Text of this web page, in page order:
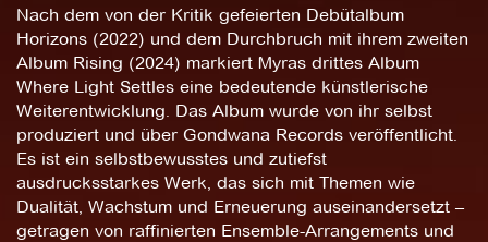
Nach dem von der Kritik gefeierten Debütalbum
Horizons (2022) und dem Durchbruch mit ihrem zweiten
Album Rising (2024) markiert Myras drittes Album
Where Light Settles eine bedeutende künstlerische
Weiterentwicklung. Das Album wurde von ihr selbst
produziert und über Gondwana Records veröffentlicht.
Es ist ein selbstbewusstes und zutiefst
ausdrucksstarkes Werk, das sich mit Themen wie
Dualität, Wachstum und Erneuerung auseinandersetzt –
getragen von raffinierten Ensemble-Arrangements und